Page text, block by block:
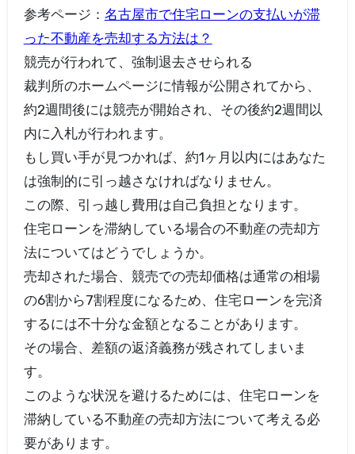
参考ページ： 名古屋市で住宅ローンの支払いが滞
った不動産を売却する方法は？
競売が行われて、強制退去させられる
裁判所のホームページに情報が公開されてから、
約2週間後には競売が開始され、その後約2週間以
内に入札が行われます。
もし買い手が見つかれば、約1ヶ月以内にはあなた
は強制的に引っ越さなければなりません。
この際、引っ越し費用は自己負担となります。
住宅ローンを滞納している場合の不動産の売却方
法についてはどうでしょうか。
売却された場合、競売での売却価格は通常の相場
の6割から7割程度になるため、住宅ローンを完済
するには不十分な金額となることがあります。
その場合、差額の返済義務が残されてしまいま
す。
このような状況を避けるためには、住宅ローンを
滞納している不動産の売却方法について考える必
要があります。